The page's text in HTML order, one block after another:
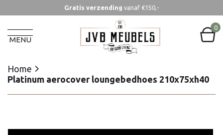
Gratis verzending vanaf €150,-
MENU
0
Home
Platinum aerocover loungebedhoes 210x75xh40
Home
Platinum aerocover loungebedhoes 210x75xh40